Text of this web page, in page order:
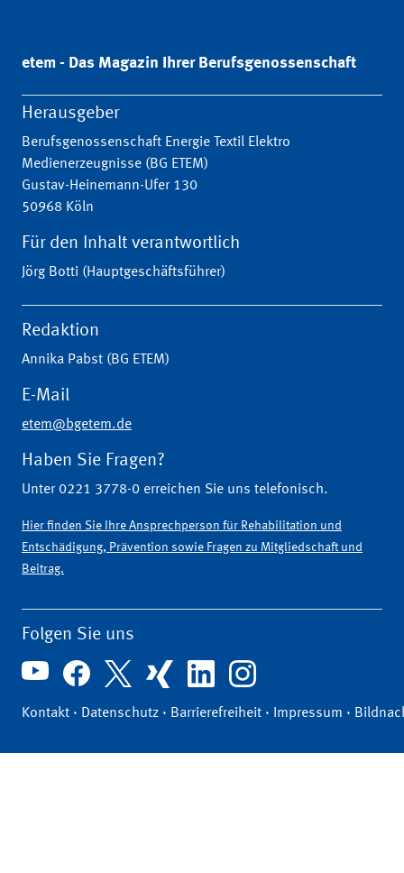
etem - Das Magazin Ihrer Berufsgenossenschaft
Herausgeber
Berufsgenossenschaft Energie Textil Elektro
Medienerzeugnisse (BG ETEM)
Gustav-Heinemann-Ufer 130
50968 Köln
Für den Inhalt verantwortlich
Jörg Botti (Hauptgeschäftsführer)
Redaktion
Annika Pabst (BG ETEM)
E-Mail
etem@bgetem.de
Haben Sie Fragen?
Unter 0221 3778-0 erreichen Sie uns telefonisch.
Hier finden Sie Ihre Ansprechperson für Rehabilitation und
Entschädigung, Prävention sowie Fragen zu Mitgliedschaft und
Beitrag.
Folgen Sie uns
Kontakt · Datenschutz · Barrierefreiheit · Impressum ·